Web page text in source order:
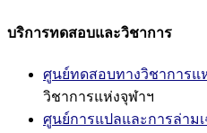
บริการทดสอบและวิชาการ
ศูนย์ทดสอบทางวิชาการแ
วิชาการแห่งจุฬาฯ
ศูนย์การแปลและการล่าม